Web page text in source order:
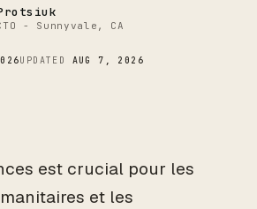
- Sunnyvale, CA
UPDATED AUG 7, 2026
est crucial pour les
et les